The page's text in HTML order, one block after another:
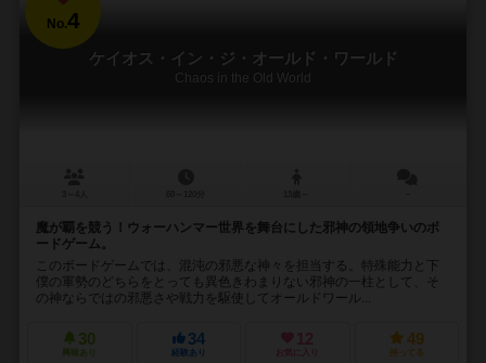
No.4
ケイオス・イン・ジ・オールド・ワールド
Chaos in the Old World
魔が覇を競う！ウォーハンマー世界を舞台にした邪神の領地争いのボ
ードゲーム。
このボードゲームでは、混沌の邪悪な神々を担当する。特殊能力と下
僕の軍勢のどちらをとっても異色きわまりない邪神の一柱として、そ
の神ならではの邪悪さや戦力を駆使してオールドワール...
30
興味あり
34
経験あり
12
お気に入り
49
持ってる